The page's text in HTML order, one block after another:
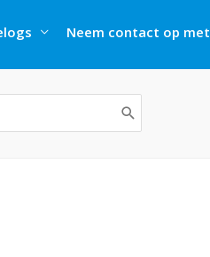
Neem contact op met